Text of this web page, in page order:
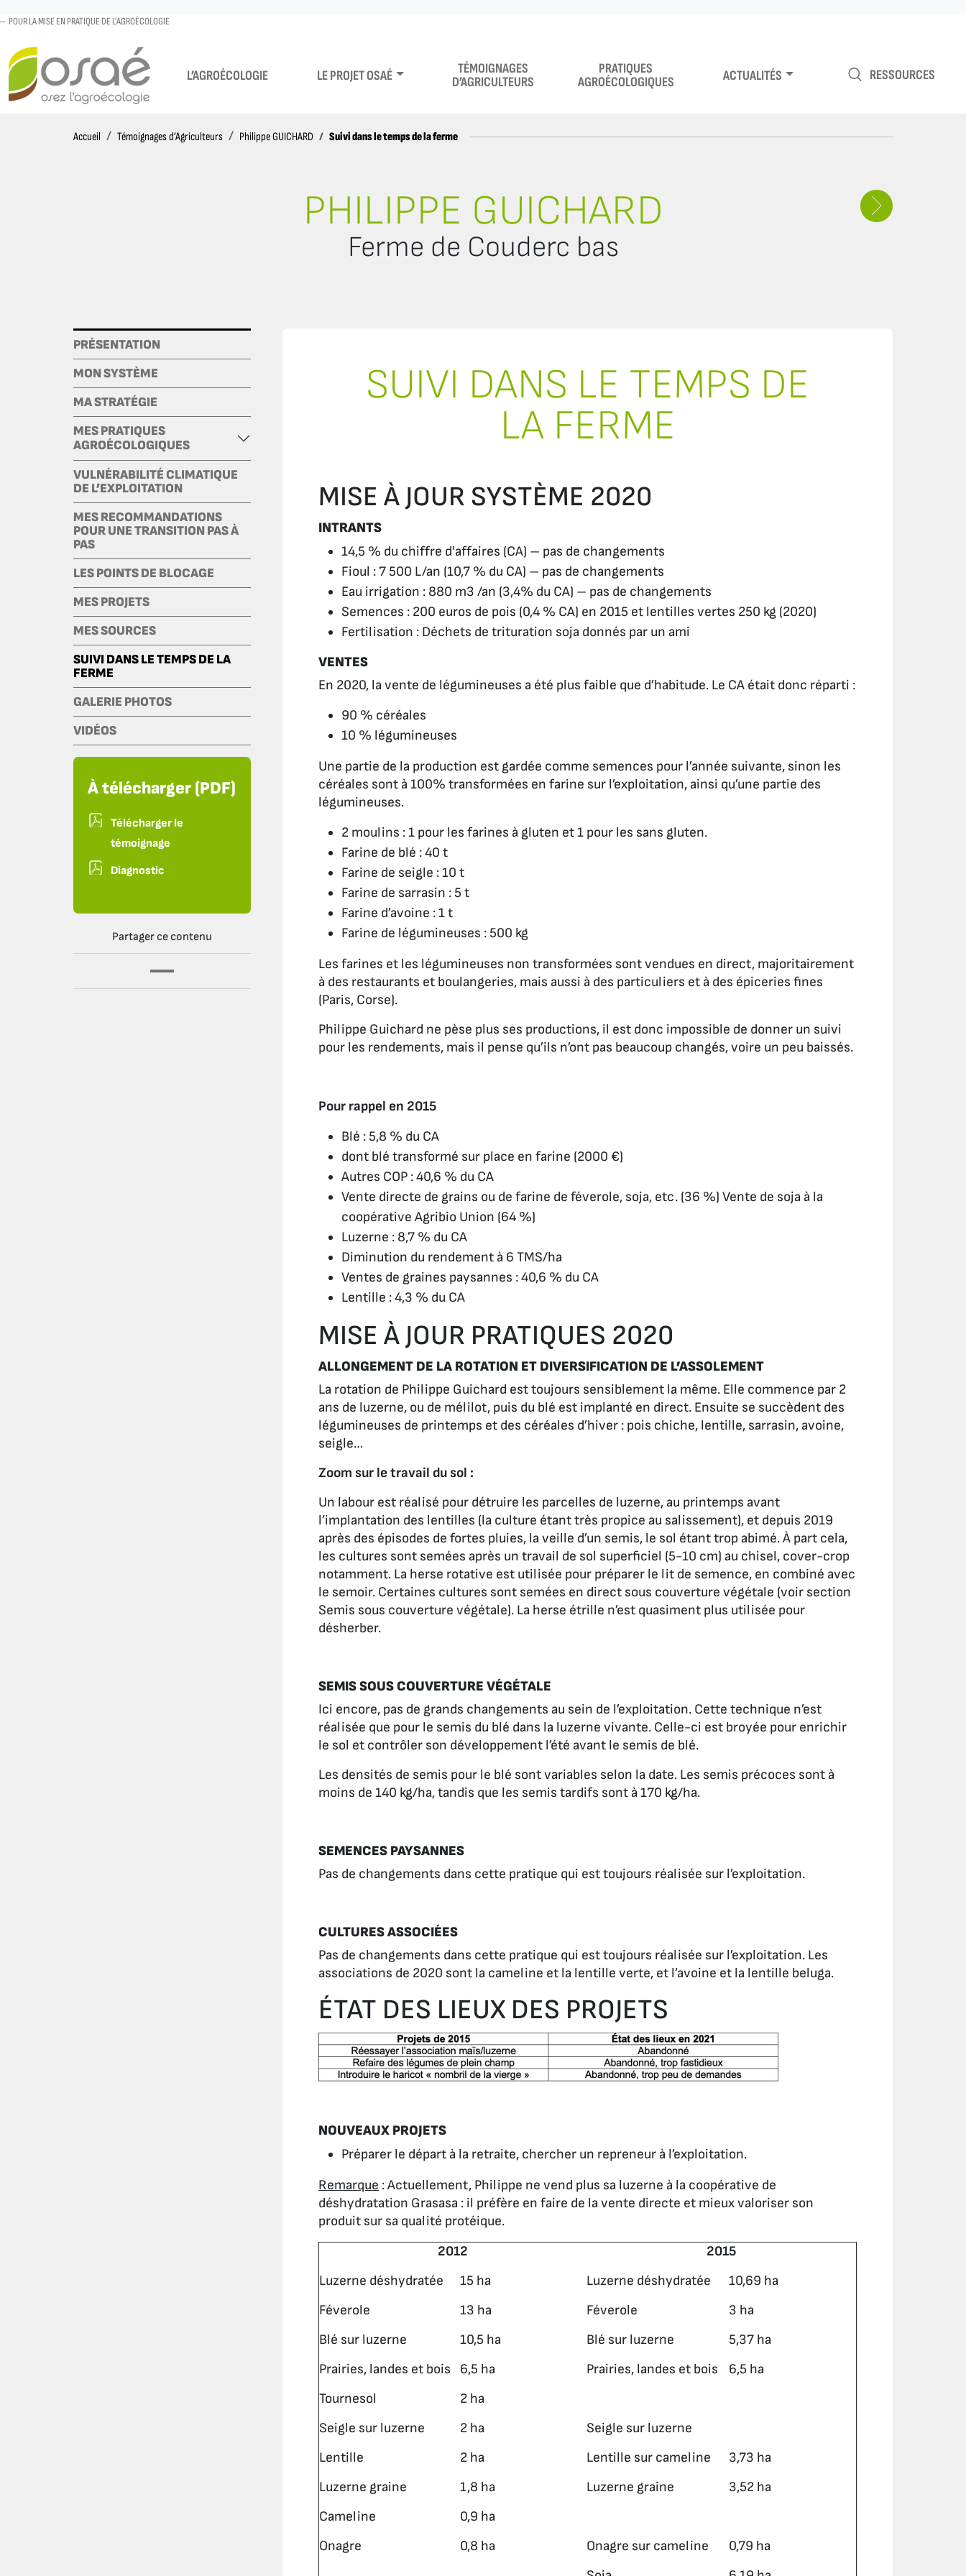
POUR LA MISE EN PRATIQUE DE L'AGROÉCOLOGIE
L’AGROÉCOLOGIE LE PROJET OSAÉ
TÉMOIGNAGES
D’AGRICULTEURS
PRATIQUES
AGROÉCOLOGIQUES
ACTUALITÉS RESSOURCES
Accueil AccueilTémoignages d’Agriculteurs Philippe GUICHARD Suivi dans le temps de la ferme
PHILIPPE GUICHARD
Ferme de Couderc bas
PRÉSENTATION
MON SYSTÈME
MA STRATÉGIE
MES PRATIQUES
AGROÉCOLOGIQUES
VULNÉRABILITÉ CLIMATIQUE
DE L’EXPLOITATION
MES RECOMMANDATIONS
POUR UNE TRANSITION PAS À
PAS
LES POINTS DE BLOCAGE
MES PROJETS
MES SOURCES
SUIVI DANS LE TEMPS DE LA
FERME
GALERIE PHOTOS
VIDÉOS
À télécharger (PDF)
Télécharger le
témoignage
Diagnostic
Partager ce contenu
SUIVI DANS LE TEMPS DE
LA FERME
MISE À JOUR SYSTÈME 2020
INTRANTS
14,5 % du chiffre d'affaires (CA) – pas de changements
Fioul : 7 500 L/an (10,7 % du CA) – pas de changements
Eau irrigation : 880 m3 /an (3,4% du CA) – pas de changements
Semences : 200 euros de pois (0,4 % CA) en 2015 et lentilles vertes 250 kg (2020)
Fertilisation : Déchets de trituration soja donnés par un ami
VENTES
En 2020, la vente de légumineuses a été plus faible que d’habitude. Le CA était donc réparti :
90 % céréales
10 % légumineuses
Une partie de la production est gardée comme semences pour l’année suivante, sinon les
céréales sont à 100% transformées en farine sur l’exploitation, ainsi qu’une partie des
légumineuses.
2 moulins : 1 pour les farines à gluten et 1 pour les sans gluten.
Farine de blé : 40 t
Farine de seigle : 10 t
Farine de sarrasin : 5 t
Farine d’avoine : 1 t
Farine de légumineuses : 500 kg
Les farines et les légumineuses non transformées sont vendues en direct, majoritairement
à des restaurants et boulangeries, mais aussi à des particuliers et à des épiceries fines
(Paris, Corse).
Philippe Guichard ne pèse plus ses productions, il est donc impossible de donner un suivi
pour les rendements, mais il pense qu’ils n’ont pas beaucoup changés, voire un peu baissés.
Pour rappel en 2015
Blé : 5,8 % du CA
dont blé transformé sur place en farine (2000 €)
Autres COP : 40,6 % du CA
Vente directe de grains ou de farine de féverole, soja, etc. (36 %) Vente de soja à la
coopérative Agribio Union (64 %)
Luzerne : 8,7 % du CA
Diminution du rendement à 6 TMS/ha
Ventes de graines paysannes : 40,6 % du CA
Lentille : 4,3 % du CA
MISE À JOUR PRATIQUES 2020
ALLONGEMENT DE LA ROTATION ET DIVERSIFICATION DE L’ASSOLEMENT
La rotation de Philippe Guichard est toujours sensiblement la même. Elle commence par 2
ans de luzerne, ou de mélilot, puis du blé est implanté en direct. Ensuite se succèdent des
légumineuses de printemps et des céréales d’hiver : pois chiche, lentille, sarrasin, avoine,
seigle…
Zoom sur le travail du sol :
Un labour est réalisé pour détruire les parcelles de luzerne, au printemps avant
l’implantation des lentilles (la culture étant très propice au salissement), et depuis 2019
après des épisodes de fortes pluies, la veille d’un semis, le sol étant trop abimé. À part cela,
les cultures sont semées après un travail de sol superficiel (5-10 cm) au chisel, cover-crop
notamment. La herse rotative est utilisée pour préparer le lit de semence, en combiné avec
le semoir. Certaines cultures sont semées en direct sous couverture végétale (voir section
Semis sous couverture végétale). La herse étrille n’est quasiment plus utilisée pour
désherber.
SEMIS SOUS COUVERTURE VÉGÉTALE
Ici encore, pas de grands changements au sein de l’exploitation. Cette technique n’est
réalisée que pour le semis du blé dans la luzerne vivante. Celle-ci est broyée pour enrichir
le sol et contrôler son développement l’été avant le semis de blé.
Les densités de semis pour le blé sont variables selon la date. Les semis précoces sont à
moins de 140 kg/ha, tandis que les semis tardifs sont à 170 kg/ha.
SEMENCES PAYSANNES
Pas de changements dans cette pratique qui est toujours réalisée sur l’exploitation.
CULTURES ASSOCIÉES
Pas de changements dans cette pratique qui est toujours réalisée sur l’exploitation. Les
associations de 2020 sont la cameline et la lentille verte, et l’avoine et la lentille beluga.
ÉTAT DES LIEUX DES PROJETS
NOUVEAUX PROJETS
Préparer le départ à la retraite, chercher un repreneur à l’exploitation.
Remarque : Actuellement, Philippe ne vend plus sa luzerne à la coopérative de
déshydratation Grasasa : il préfère en faire de la vente directe et mieux valoriser son
produit sur sa qualité protéique.
2012
2015
Luzerne déshydratée
15 ha Luzerne déshydratée
10,69 ha
Féverole
13 ha Féverole
3 ha
Blé sur luzerne
10,5 ha Blé sur luzerne
5,37 ha
Prairies, landes et bois
6,5 ha Prairies, landes et bois
6,5 ha
Tournesol
2 ha
Seigle sur luzerne
2 ha
Seigle sur luzerne
Lentille
2 ha Lentille sur cameline
3,73 ha
Luzerne graine
1,8 ha Luzerne graine
3,52 ha
Cameline
0,9 ha
Onagre
0,8 ha Onagre sur cameline
0,79 ha